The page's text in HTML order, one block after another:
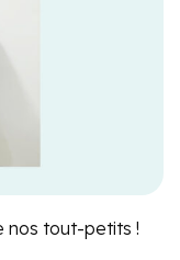
nos tout-petits !